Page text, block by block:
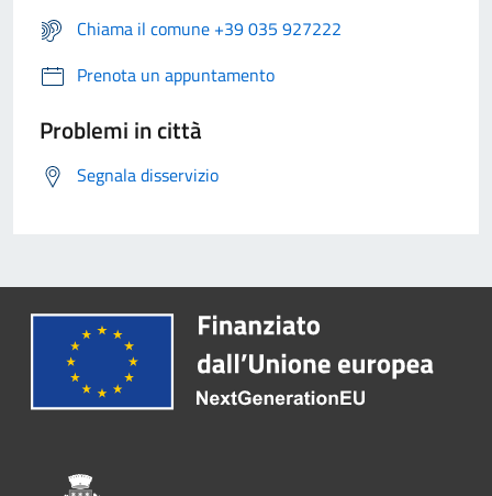
Chiama il comune +39 035 927222
Prenota un appuntamento
Problemi in città
Segnala disservizio